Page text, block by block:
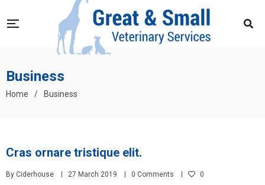
Business
Home / Business
Cras ornare tristique elit.
By Ciderhouse 27 March 2019 0 Comments 0